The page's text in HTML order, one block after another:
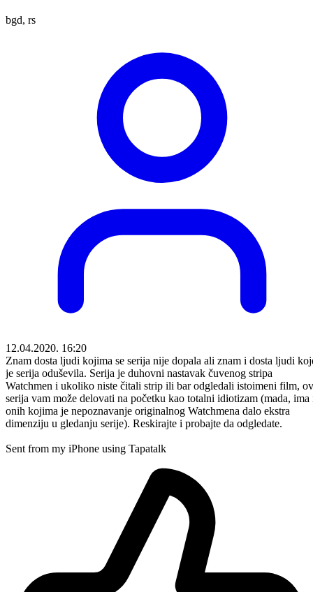
bgd, rs
12.04.2020. 16:20
Znam dosta ljudi kojima se serija nije dopala ali znam i dosta ljudi
je serija oduševila. Serija je duhovni nastavak čuvenog stripa
Watchmen i ukoliko niste čitali strip ili bar odgledali istoimeni film,
serija vam može delovati na početku kao totalni idiotizam (mada, ima
onih kojima je nepoznavanje originalnog Watchmena dalo ekstra
dimenziju u gledanju serije). Reskirajte i probajte da odgledate.
Sent from my iPhone using Tapatalk